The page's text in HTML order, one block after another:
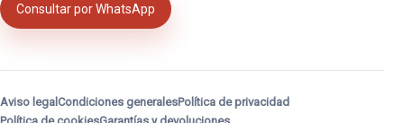
Consultar por WhatsApp
Aviso legal Condiciones generalesPolítica de privacidad